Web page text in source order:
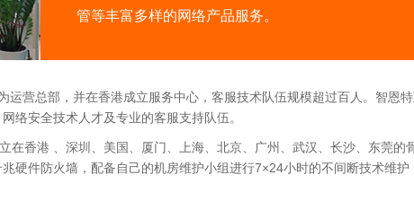
管等丰富多样的网络产品服务。
运营总部，并在香港成立服务中心，客服技术队伍规模超过百人。智恩
络安全技术人才及专业的客服支持队伍。
在香港 、深圳、美国、厦门、上海、北京、广州、武汉、长沙、东莞
硬件防火墙，配备自己的机房维护小组进行7×24小时的不间断技术维